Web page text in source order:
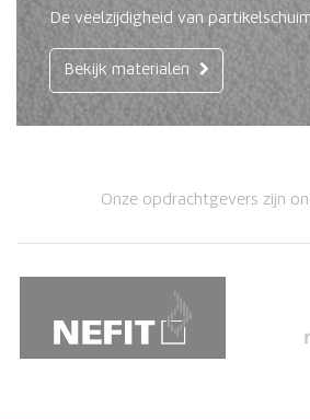
De veelzijdigheid van
Bekijk materialen
Onze opdrachtgevers zijn